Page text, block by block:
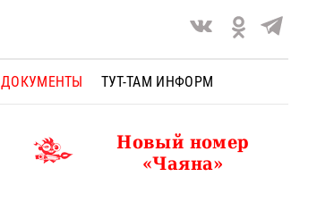
ДОКУМЕНТЫ ТУТ-ТАМ ИНФОРМ
Новый номер
«Чаяна»